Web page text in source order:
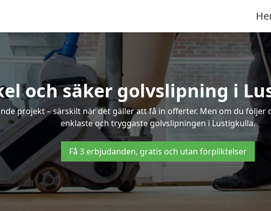
och säker golvslipning i
projekt – särskilt när det gäller att få in offerter. Men om du
enklaste och tryggaste golvslipningen i Lustigkulla.
Få 3 erbjudanden, gratis och utan förpliktelser